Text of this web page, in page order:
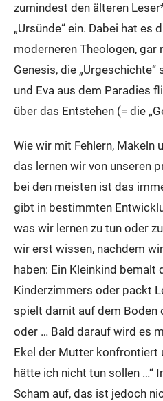
zumindest den älteren
„Ursünde“ ein. Dabei hat es
moderneren Theologen, gar
Genesis, die
und Eva aus dem Paradies
über das Entstehen (= die
Wie wir mit Fehlern, Makeln
das lernen wir von unseren
bei den meisten ist das
gibt in bestimmten
was wir lernen zu tun oder
wir erst wissen, nachdem
haben: Ein Kleinkind bemalt
Kinderzimmers oder packt
spielt damit auf dem Boden
oder … Bald darauf wird es
Ekel der Mutter konfrontiert
hätte ich nicht tun sollen …“
Scham auf, das ist jedoch